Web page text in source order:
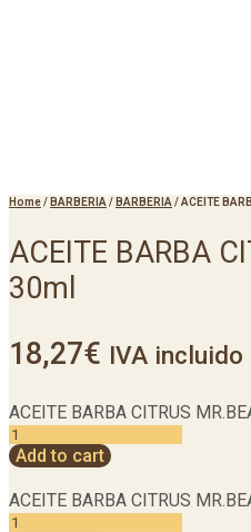
Home/ BARBERIA / BARBERIA /ACEITE
ACEITE BARBA
30ml
18,27€ IVA incluido
ACEITE BARBA CITRUS
Add to cart
ACEITE BARBA CITRUS